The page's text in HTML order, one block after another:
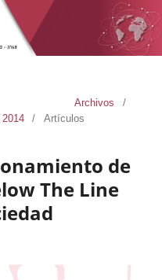
Archivos
/
/ Artículos
de
The Line